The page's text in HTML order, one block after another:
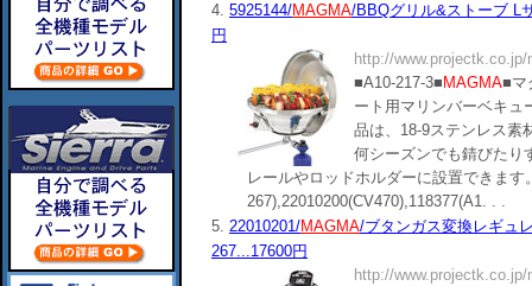
4. 5925144/MAGMA/BBQグリル&ストーブ L
円
http://
■A10-217-3■ MAGMA■マ
ート用マリンバーベキュ
品は、18-9ステンレス素
何シーズンでも錆びたり
レールやロッドホルダーに設置できま
267),22010200(CV470),118377(A1. . .
5. 22010201/MAGMA/ブタンガス変換レギュ
267...17600円
http://